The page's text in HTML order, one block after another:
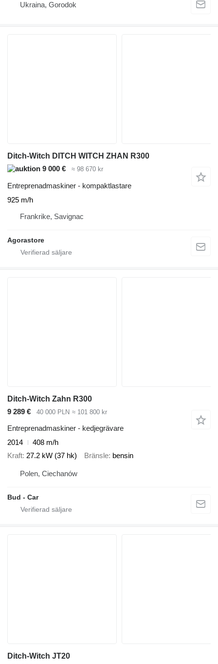
Ukraina, Gorodok
Ditch-Witch DITCH WITCH ZHAN R300
9 000 €
≈ 98 670 kr
Entreprenadmaskiner - kompaktlastare
925 m/h
Frankrike, Savignac
Agorastore
Ditch-Witch Zahn R300
9 289 €
40 000 PLN ≈ 101 800 kr
Entreprenadmaskiner - kedjegrävare
2014
408 m/h
Kraft 27.2 kW (37 hk) Bränsle bensin
Polen, Ciechanów
Bud - Car
Ditch-Witch JT20